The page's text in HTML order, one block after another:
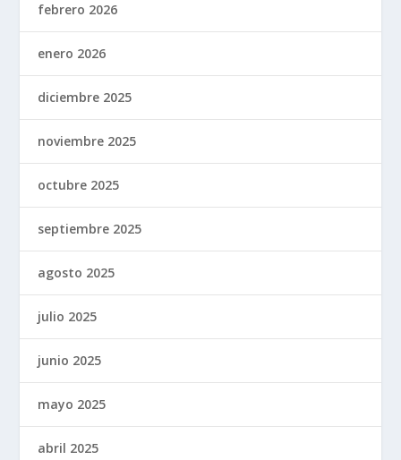
febrero 2026
enero 2026
diciembre 2025
noviembre 2025
octubre 2025
septiembre 2025
agosto 2025
julio 2025
junio 2025
mayo 2025
abril 2025